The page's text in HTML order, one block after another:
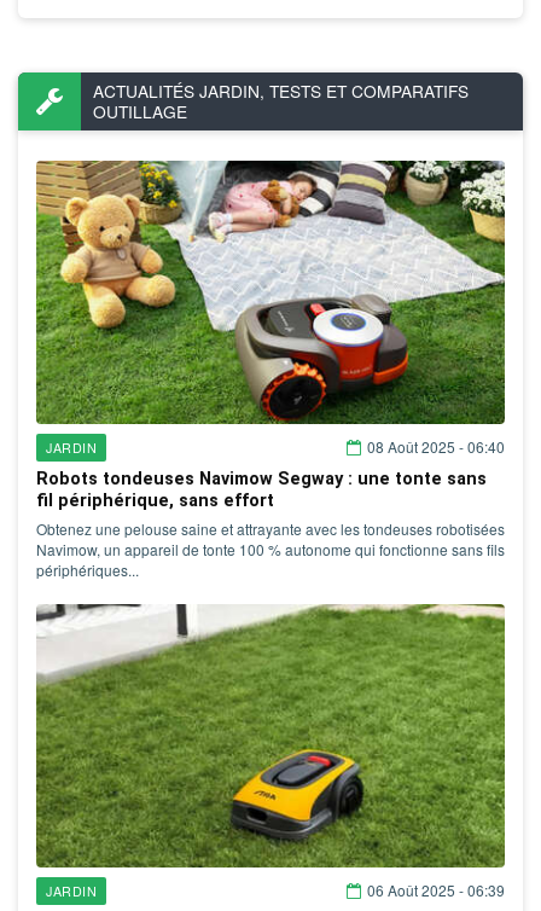
ACTUALITÉS JARDIN, TESTS ET COMPARATIFS
OUTILLAGE
JARDIN
08 Août 2025 - 06:40
Robots tondeuses Navimow Segway : une tonte sans
fil périphérique, sans effort
Obtenez une pelouse saine et attrayante avec les tondeuses robotisées
Navimow, un appareil de tonte 100 % autonome qui fonctionne sans fils
périphériques...
JARDIN
06 Août 2025 - 06:39